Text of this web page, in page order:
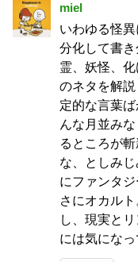
miel
いわゆる怪
分化して書
霊、妖怪、
のネタを解
定的な言葉
んな月並み
るところが
な、としみ
にファンタ
さにオカル
し、現実と
には気にな